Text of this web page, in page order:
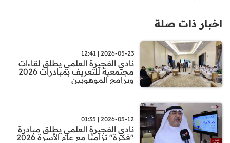
اخبار ذات صلة
2026-05-23 | 12:41
نادي الفجيرة العلمي يطلق لقاءات
مجتمعية للتعريف بمبادرات 2026
وبرامج الموهوبين
2026-05-12 | 01:35
نادي الفجيرة العلمي يطلق مبادرة
"فكرة" تزامنًا مع عام الأسرة 2026